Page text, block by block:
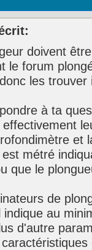
doivent
le forum
les trouver
à ta
effectivement
et
est métré
que le
de
indique au
d'autre